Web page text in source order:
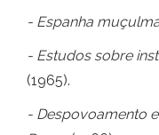
- Espanha
- Estudos sobre
(1965).
- Despovoamento